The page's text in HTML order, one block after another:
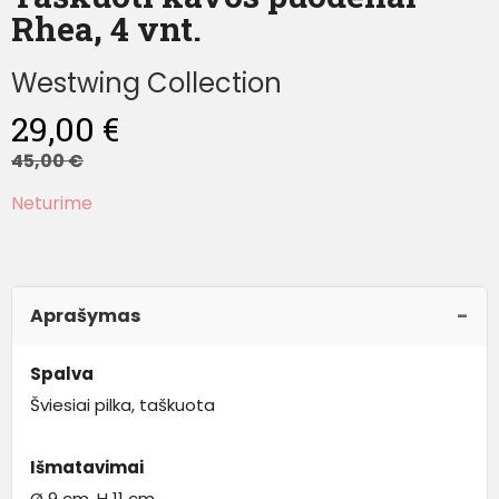
Rhea, 4 vnt.
Westwing Collection
29,00 €
45,00€
Neturime
Aprašymas
Spalva
Šviesiai pilka, taškuota
Išmatavimai